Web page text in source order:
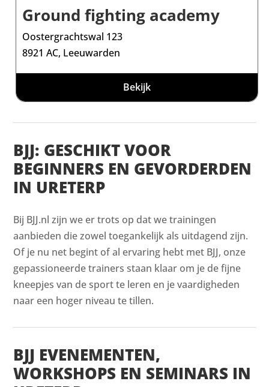
Ground fighting academy
Oostergrachtswal 123
8921 AC, Leeuwarden
Bekijk
BJJ: GESCHIKT VOOR
BEGINNERS EN GEVORDERDEN
IN URETERP
Bij BJJ.nl zijn we er trots op dat we trainingen
aanbieden die zowel toegankelijk als uitdagend zijn.
Of je nu net begint of al ervaring hebt met BJJ, onze
gepassioneerde trainers staan klaar om je de fijne
kneepjes van de sport te leren en je vaardigheden
naar een hoger niveau te tillen.
BJJ EVENEMENTEN,
WORKSHOPS EN SEMINARS IN